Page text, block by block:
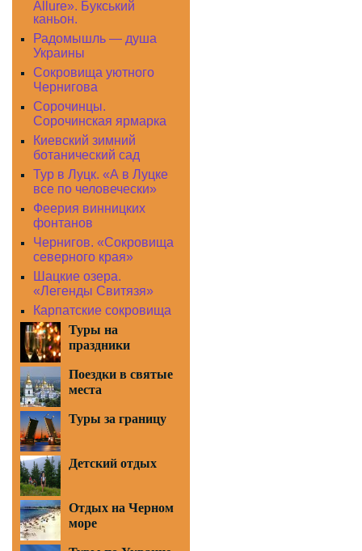
Allure». Букський
каньон.
Радомышль — душа
Украины
Сокровища уютного
Чернигова
Сорочинцы.
Сорочинская ярмарка
Киевский зимний
ботанический сад
Тур в Луцк. «А в Луцке
все по человечески»
Феерия винницких
фонтанов
Чернигов. «Сокровища
северного края»
Шацкие озера.
«Легенды Свитязя»
Карпатские сокровища
Туры на
праздники
Поездки в святые
места
Туры за границу
Детский отдых
Отдых на Черном
море